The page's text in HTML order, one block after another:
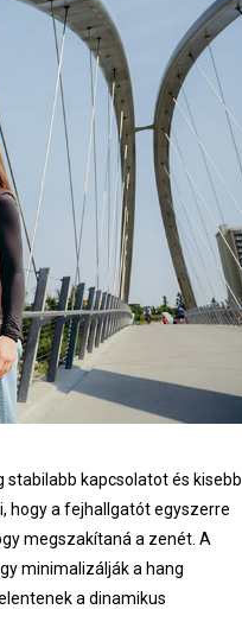
kapcsolatot és kisebb
hogy a fejhallgatót egyszerre
megszakítaná a zenét. A
minimalizálják a hang
a dinamikus